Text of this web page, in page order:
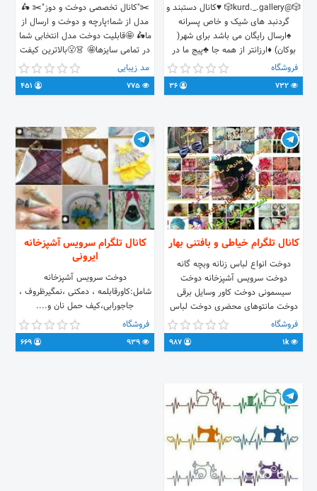
🎲@kurd._.gallery🎲 ♥کانال دستبند و
گردنبد های شیک و خاص پسرانه
♠ارسال رایگان می باشد برای شهر(
بوکان) ♦ارزانتر از همه جا ♣پیج ما در
اینستاگرام Kurd._.Gallery 🆔آیدی
مدیر جهت سفارش🆔 @immatin2002
فروشگاه
✂️"کانال تخصصی دوخت و دوز"✂️ 🛵
مدل از شما؛پارچه و دوخت و ارسال از
ما🛵 🤩قابلیت دوخت مدل انتخابی شما
در تمامی سایزها🤩 👗😮بالاترین کیفت
با نازل ترین قیمت را از ما بخواهید😮
👗 آیدی ادمین===> @RioGallery
مد زیبایی
کانال تلگرام خیاطی و بافتنی بهار
دوخت انواع لباس زنانه وبچه گانه
دوخت سرویس آشپزخانه دوخت
سیسمونی دوخت کاور وسایل برقی
دوخت مانتوهای محضری دوخت لباس
های پرنسسی وکفش مرواریدی و..
انواع ریسه مو تزیین وتعمیرلباس و...
مدل لباس های دوخت شده(ایدی
فروشگاه
1k
کانال تلگرام سرویس آشپزخانه
ایرونی
دوخت سرویس آشپزخانه
شامل:کاورقابلمه ، دمکنی ،نمگیرظروف ،
جاجورابی،کیف حمل نان و....
فروشگاه